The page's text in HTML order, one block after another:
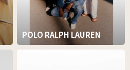
POLO RALPH LAUREN